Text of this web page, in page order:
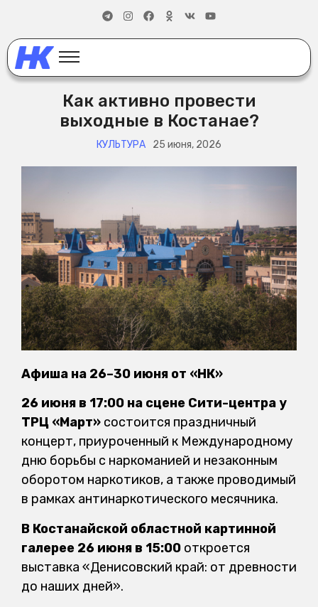
Как активно провести
выходные в Костанае?
КУЛЬТУРА 25 июня, 2026
Афиша на 26–30 июня от «НК»
26 июня в 17:00 на сцене Сити-центра у
ТРЦ «Март» состоится праздничный
концерт, приуроченный к Международному
дню борьбы с наркоманией и незаконным
оборотом наркотиков, а также проводимый
в рамках антинаркотического месячника.
В Костанайской областной картинной
галерее 26 июня в 15:00 откроется
выставка «Денисовский край: от древности
до наших дней».